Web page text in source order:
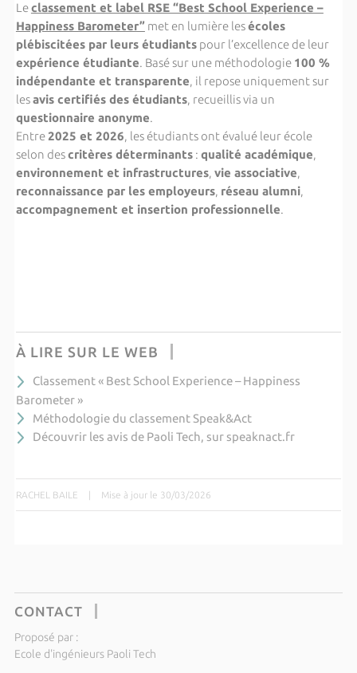
Leclassement et label RSE “Best School Experience –
Happiness Barometer” met en lumière lesécoles
plébiscitées par leurs étudiantspour l’excellence de leur
expérience étudiante. Basé sur une méthodologie 100 %
indépendante et transparente, il repose uniquement sur
lesavis certifiés des étudiants, recueillis via un
questionnaire anonyme.
Entre 2025 et 2026, les étudiants ont évalué leur école
selon descritères déterminants: qualité académique,
environnement et infrastructures, vie associative,
reconnaissance par les employeurs, réseau alumni,
accompagnement et insertion professionnelle.
À LIRE SUR LE WEB
Classement « Best School Experience – Happiness
Barometer »
Méthodologie du classement Speak&Act
Découvrir les avis de Paoli Tech, sur speaknact.fr
RACHEL BAILE | Mise à jour le 30/03/2026
CONTACT
Proposé par :
Ecole d'ingénieurs Paoli Tech